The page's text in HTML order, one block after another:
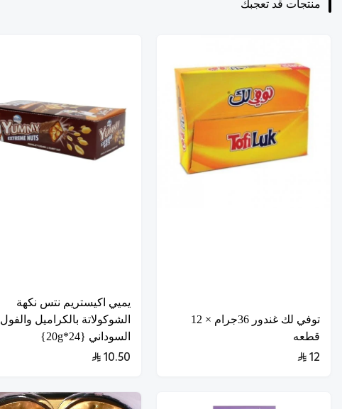
منتجات قد تعجبك
توفي لك غندور 36جرام × 12
قطعه
12
يميي اكيستريم نتس نكهة
الشوكولاتة بالكراميل والفول
السوداني {24*20g}
10.50